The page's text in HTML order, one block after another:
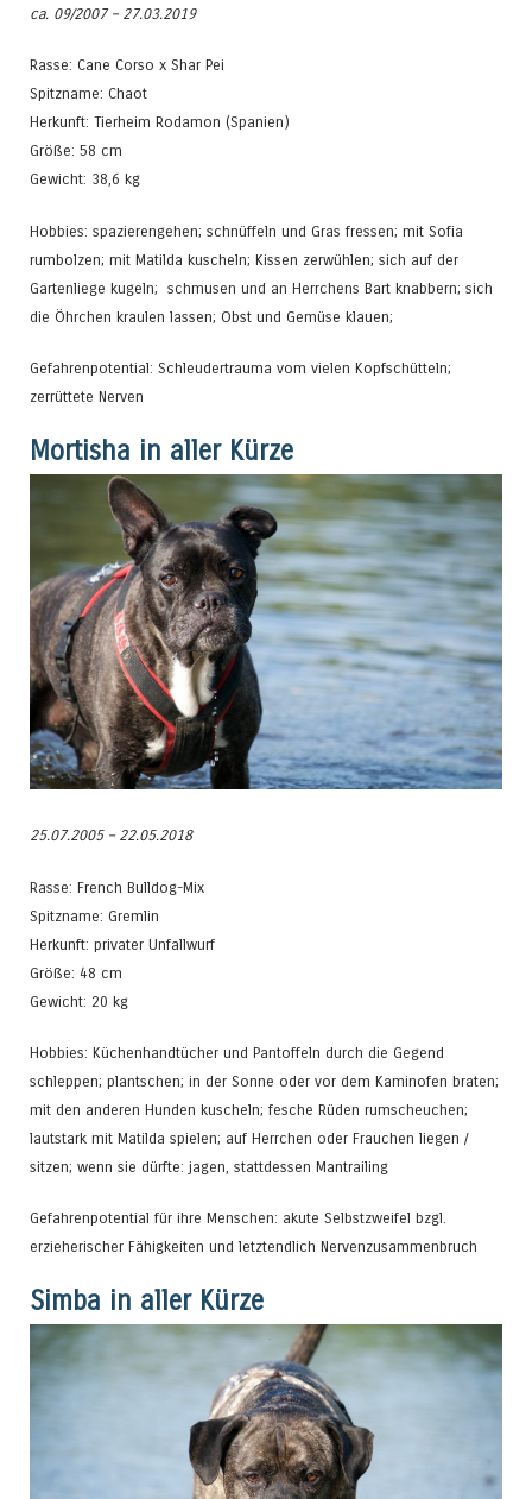
ca. 09/2007 – 27.03.2019
Rasse: Cane Corso x Shar Pei
Spitzname: Chaot
Herkunft: Tierheim Rodamon (Spanien)
Größe: 58 cm
Gewicht: 38,6 kg
Hobbies: spazierengehen; schnüffeln und Gras fressen; mit Sofia
rumbolzen; mit Matilda kuscheln; Kissen zerwühlen; sich auf der
Gartenliege kugeln; schmusen und an Herrchens Bart knabbern; sich
die Öhrchen kraulen lassen; Obst und Gemüse klauen;
Gefahrenpotential: Schleudertrauma vom vielen Kopfschütteln;
zerrüttete Nerven
Mortisha in aller Kürze
25.07.2005 – 22.05.2018
Rasse: French Bulldog-Mix
Spitzname: Gremlin
Herkunft: privater Unfallwurf
Größe: 48 cm
Gewicht: 20 kg
Hobbies: Küchenhandtücher und Pantoffeln durch die Gegend
schleppen; plantschen; in der Sonne oder vor dem Kaminofen braten;
mit den anderen Hunden kuscheln; fesche Rüden rumscheuchen;
lautstark mit Matilda spielen; auf Herrchen oder Frauchen liegen /
sitzen; wenn sie dürfte: jagen, stattdessen Mantrailing
Gefahrenpotential für ihre Menschen: akute Selbstzweifel bzgl.
erzieherischer Fähigkeiten und letztendlich Nervenzusammenbruch
Simba in aller Kürze